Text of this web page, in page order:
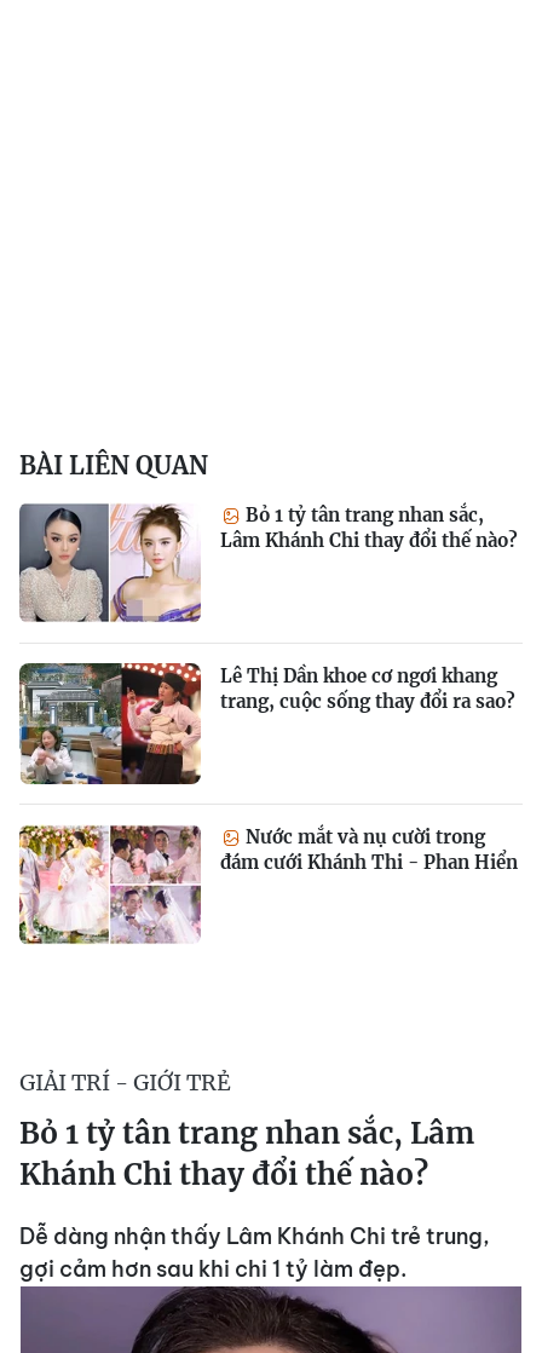
BÀI LIÊN QUAN
Bỏ 1 tỷ tân trang nhan sắc,
Lâm Khánh Chi thay đổi thế nào?
Lê Thị Dần khoe cơ ngơi khang
trang, cuộc sống thay đổi ra sao?
Nước mắt và nụ cười trong
đám cưới Khánh Thi - Phan Hiển
GIẢI TRÍ - GIỚI TRẺ
Bỏ 1 tỷ tân trang nhan sắc, Lâm
Khánh Chi thay đổi thế nào?
Dễ dàng nhận thấy Lâm Khánh Chi trẻ trung,
gợi cảm hơn sau khi chi 1 tỷ làm đẹp.